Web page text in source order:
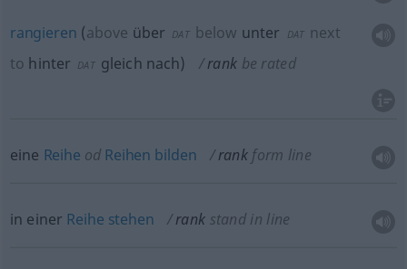
rangieren (above über DAT below unter DAT next
to hinter DAT gleich nach) rank be rated
eine Reihe od Reihen bilden rank form line
in einer Reihe stehen rank stand in line